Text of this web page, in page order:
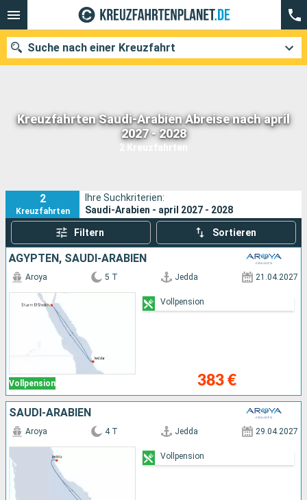
Kreuzfahrten Saudi-Arabien Abreise nach april
2027 - 2028
2 Kreuzfahrten
Suche nach einer Kreuzfahrt
Unsere Ziele
Suchen
2
Kreuzfahrten
Ihre Suchkriterien:
Saudi-Arabien - april 2027 - 2028
Filtern Sortieren
ÄGYPTEN, SAUDI-ARABIEN
Vollpension
Aroya 5 T Jedda 21.04.2027
383 €
Vollpension
SAUDI-ARABIEN
Aroya 4 T Jedda 29.04.2027
Vollpension